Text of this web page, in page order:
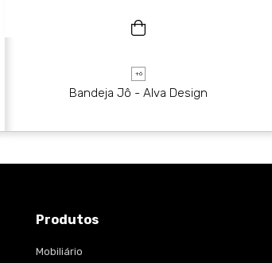
+6
Bandeja Jô - Alva Design
Produtos
Mobiliário